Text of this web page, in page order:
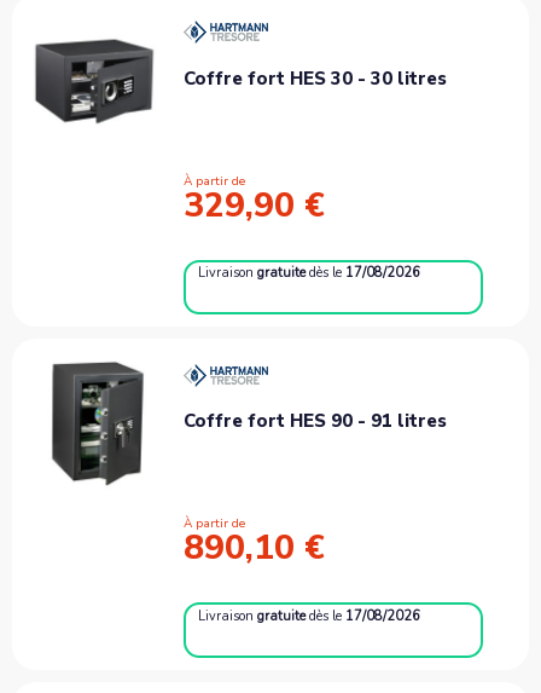
Coffre fort HES 30 - 30 litres
À partir de
329,90 €
Livraisongratuite dès le 17/08/2026
Coffre fort HES 90 - 91 litres
À partir de
890,10 €
Livraisongratuite dès le 17/08/2026